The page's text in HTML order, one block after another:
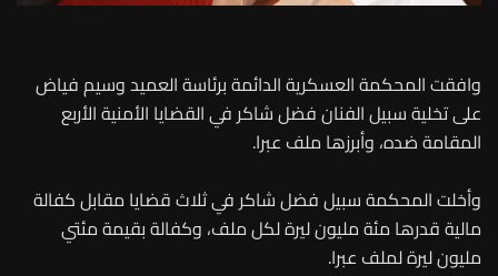
وافقت المحكمة العسكرية الدائمة برئاسة العميد وسيم فياض
على تخلية سبيل الفنان فضل شاكر في القضايا الأمنية الأربع
المقامة ضده، وأبرزها ملف عبرا.
وأخلت المحكمة سبيل فضل شاكر في ثلاث قضايا مقابل كفالة
مالية قدرها مئة مليون ليرة لكل ملف، وكفالة بقيمة مئتي
مليون ليرة لملف عبرا.